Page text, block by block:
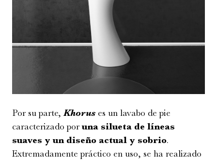
Por su parte, Khorus es un lavabo de pie
caracterizado poruna silueta de líneas
suaves y un diseño actual y sobrio.
Extremadamente práctico en uso, se ha realizado